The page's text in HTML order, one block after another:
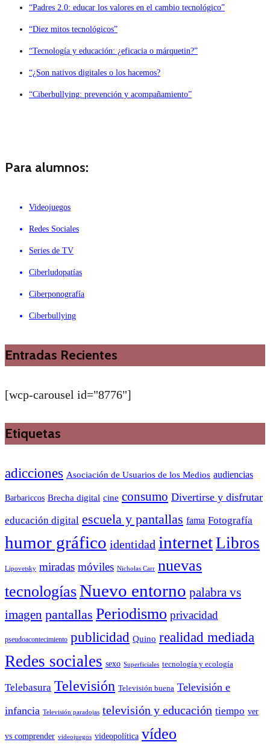
“Padres 2.0: educar los valores en el cambio tecnológico”
“Diez mitos tecnológicos”
“Tecnología y educación: ¿eficacia o márquetin?”
“¿Son nativos digitales o los hacemos?
“Ciberbullying: prevención y acompañamiento”
Para alumnos:
Videojuegos
Redes Sociales
Series de TV
Ciberludopatías
Ciberponografía
Ciberbullying
Entradas Recientes
[wcp-carousel id="8776"]
Etiquetas
adicciones Asociación de Usuarios de los Medios audiencias
Barbariccos Brecha digital cine consumo Divertirse y disfrutar
educación digital escuela y pantallas fama Fotografía
humor gráfico identidad internetLibros
Lipovetsky miradas móviles Nicholas Carr nuevas
tecnologíasNuevo entorno palabra vs
imagen pantallas Periodismo privacidad
pseudoacontecimiento publicidad Quino realidad mediada
Redes sociales sexo Superficiales tecnología y ecología
Telebasura Televisión Televisión buena Televisión e
infancia Televisión paradojas televisión y educación tiempo ver
vs comprender videojuegos videopolítica vídeo